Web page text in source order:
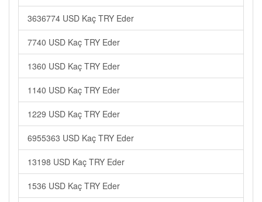
3636774 USD Kaç TRY Eder
7740 USD Kaç TRY Eder
1360 USD Kaç TRY Eder
1140 USD Kaç TRY Eder
1229 USD Kaç TRY Eder
6955363 USD Kaç TRY Eder
13198 USD Kaç TRY Eder
1536 USD Kaç TRY Eder